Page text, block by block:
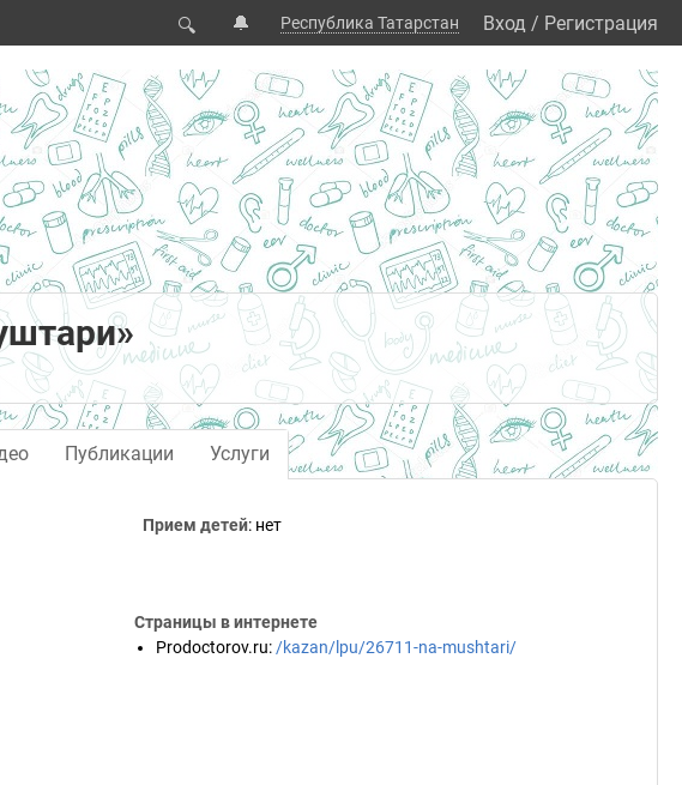
🔍 🔔 Республика Татарстан Вход / Регистрация
Публикации Услуги
Прием детей: нет
Страницы в интернете
Prodoctorov.ru: /kazan/lpu/26711-na-mushtari/